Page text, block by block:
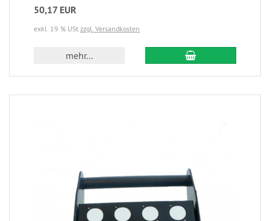
50,17 EUR
exkl. 19 % USt zzgl. Versandkosten
mehr...